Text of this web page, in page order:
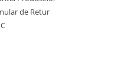
de Retur